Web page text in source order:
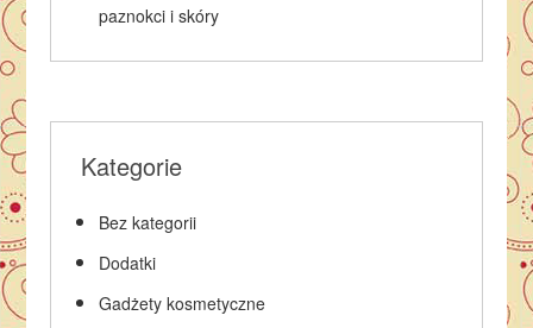
paznokci i skóry
Kategorie
Bez kategorii
Dodatki
Gadżety kosmetyczne